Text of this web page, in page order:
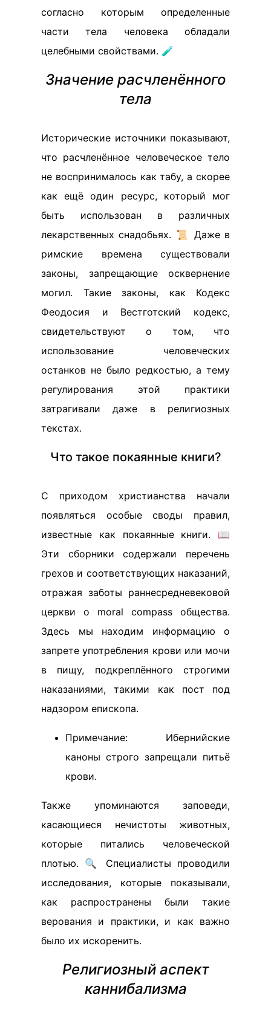
согласно которым определенные
части тела человека обладали
целебными свойствами. 🧪
Значение расчленённого
тела
Исторические источники показывают,
что расчленённое человеческое тело
не воспринималось как табу, а скорее
как ещё один ресурс, который мог
быть использован в различных
лекарственных снадобьях. 📜 Даже в
римские времена существовали
законы, запрещающие осквернение
могил. Такие законы, как Кодекс
Феодосия и Вестготский кодекс,
свидетельствуют о том, что
использование человеческих
останков не было редкостью, а тему
регулирования этой практики
затрагивали даже в религиозных
текстах.
Что такое покаянные книги?
С приходом христианства начали
появляться особые своды правил,
известные как покаянные книги. 📖
Эти сборники содержали перечень
грехов и соответствующих наказаний,
отражая заботы раннесредневековой
церкви о moral compass общества.
Здесь мы находим информацию о
запрете употребления крови или мочи
в пищу, подкреплённого строгими
наказаниями, такими как пост под
надзором епископа.
Примечание: Ибернийские
каноны строго запрещали питьё
крови.
Также упоминаются заповеди,
касающиеся нечистоты животных,
которые питались человеческой
плотью. 🔍 Специалисты проводили
исследования, которые показывали,
как распространены были такие
верования и практики, и как важно
было их искоренить.
Религиозный аспект
каннибализма